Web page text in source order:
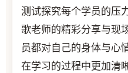
测试探究每个学员的压
歌老师的精彩分享与现
员都对自己的身体与心
在学习的过程中更加清